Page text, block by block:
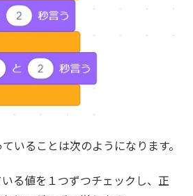
いることは次のようになります。
る値を１つずつチェックし、正